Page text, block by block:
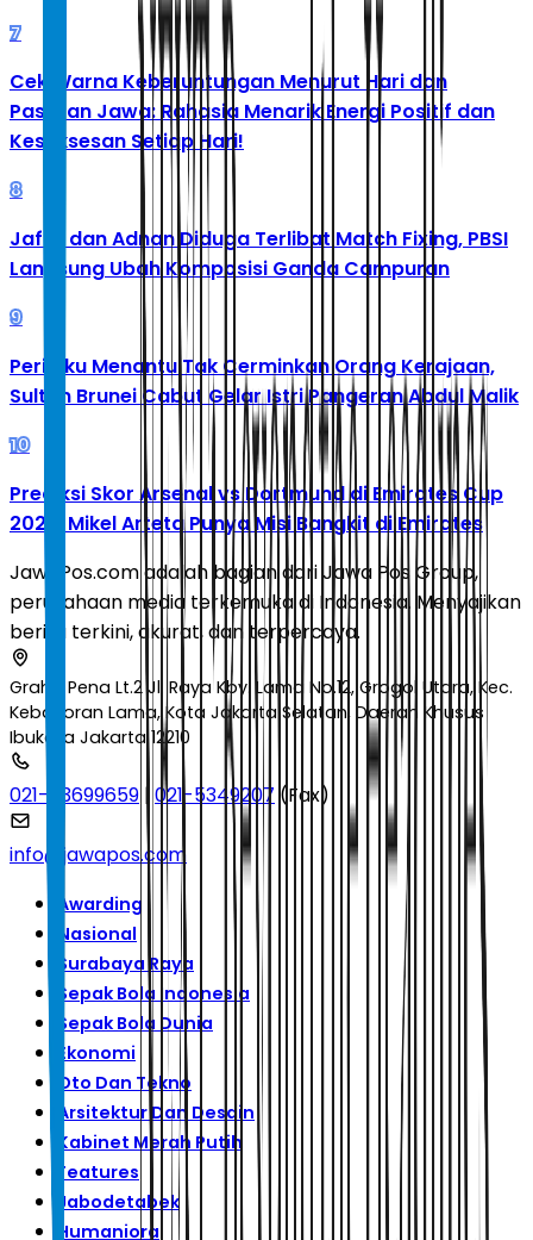
7
Cek Warna Keberuntungan Menurut Hari dan
Pasaran Jawa: Rahasia Menarik Energi Positif dan
Kesuksesan Setiap Hari!
8
Jafar dan Adnan Diduga Terlibat Match Fixing, PBSI
Langsung Ubah Komposisi Ganda Campuran
9
Perilaku Menantu Tak Cerminkan Orang Kerajaan,
Sultan Brunei Cabut Gelar Istri Pangeran Abdul Malik
10
Prediksi Skor Arsenal vs Dortmund di Emirates Cup
2026: Mikel Arteta Punya Misi Bangkit di Emirates
JawaPos.com adalah bagian dari Jawa Pos Group,
perusahaan media terkemuka di Indonesia. Menyajikan
berita terkini, akurat, dan terpercaya.
Graha Pena Lt.2 Jl. Raya Kby. Lama No.12, Grogol Utara, Kec.
Kebayoran Lama, Kota Jakarta Selatan, Daerah Khusus
Ibukota Jakarta 12210
021-53699659 | 021-5349207 (Fax)
info@jawapos.com
Awarding
Nasional
Surabaya Raya
Sepak Bola Indonesia
Sepak Bola Dunia
Ekonomi
Oto Dan Tekno
Arsitektur Dan Desain
Kabinet Merah Putih
Features
Jabodetabek
Humaniora